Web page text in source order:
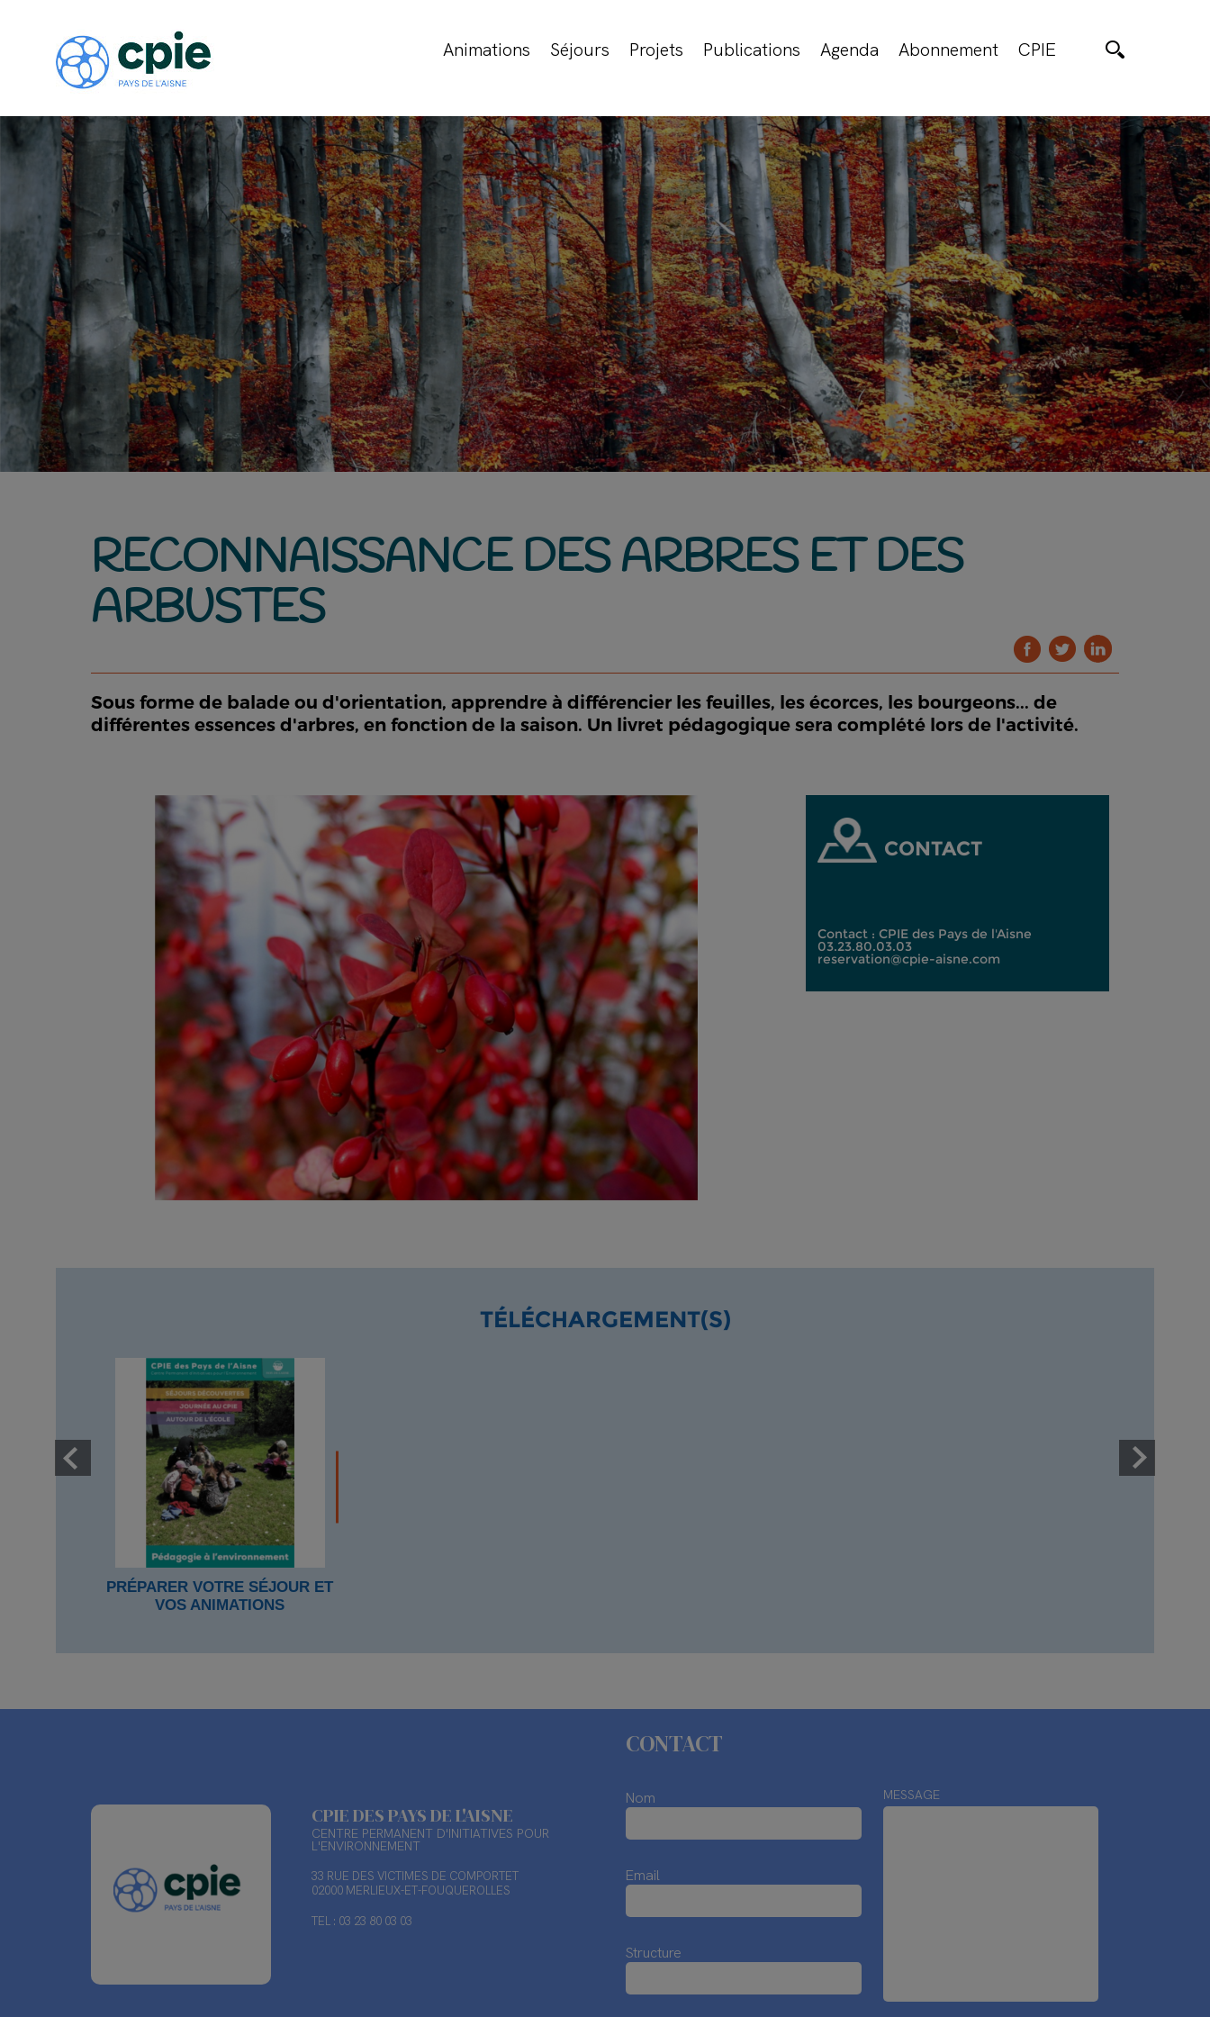
Animations Séjours Projets Publications Agenda Abonnement CPIE
RECONNAISSANCE DES ARBRES ET DES
ARBUSTES
Sous forme de balade ou d'orientation, apprendre à différencier les feuilles, les écorces, les bourgeons... de
différentes essences d'arbres, en fonction de la saison. Un livret pédagogique sera complété lors de l'activité.
CONTACT
Contact : CPIE des Pays de l'Aisne
03.23.80.03.03
reservation@cpie-aisne.com
TÉLÉCHARGEMENT(S)
PRÉPARER VOTRE SÉJOUR ET
VOS ANIMATIONS
CPIE DES PAYS DE L'AISNE
CENTRE PERMANENT D'INITIATIVES POUR
L'ENVIRONNEMENT
33 RUE DES VICTIMES DE COMPORTET
02000 MERLIEUX-ET-FOUQUEROLLES
TEL : 03 23 80 03 03
CONTACT
Nom
Email
Structure
MESSAGE